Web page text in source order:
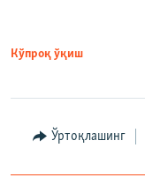
Кўпроқ ўқиш
Ўртоқлашинг